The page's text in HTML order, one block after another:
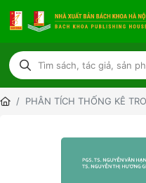
PHÂN TÍCH THỐNG KÊ